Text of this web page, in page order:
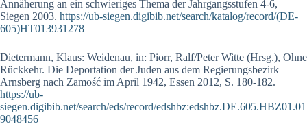
Annäherung an ein schwieriges Thema der Jahrgangsstufen 4-6,
Siegen 2003. https://ub-siegen.digibib.net/search/katalog/record/(DE-
605)HT013931278
Dietermann, Klaus: Weidenau, in: Piorr, Ralf/Peter Witte (Hrsg.), Ohne
Rückkehr. Die Deportation der Juden aus dem Regierungsbezirk
Arnsberg nach Zamość im April 1942, Essen 2012, S. 180-182.
https://ub-
siegen.digibib.net/search/eds/record/edshbz:edshbz.DE.605.HBZ01.01
9048456